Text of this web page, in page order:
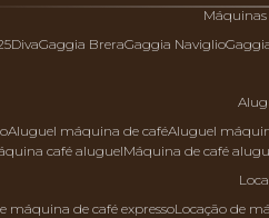
Máquinas
Diva Gaggia Brera Gaggia Naviglio
aluguel máquina de café aluguel
café aluguel máquina de café
máquina de café expresso locação de